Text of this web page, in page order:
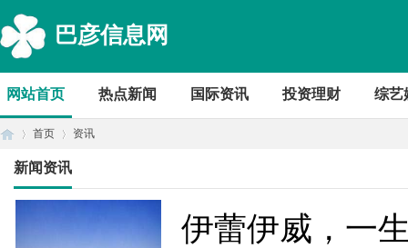
巴彦信息网
网站首页 热点新闻 国际资讯 投资理财 综艺
首页 资讯
新闻资讯
伊蕾伊威，一